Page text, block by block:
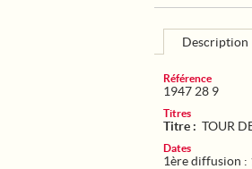
Description
Référence
1947 28 9
Titres
Titre : TOUR
Dates
1ère diffusion